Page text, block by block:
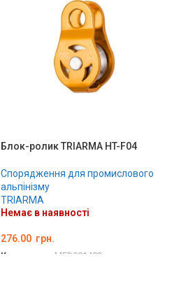
Блок-ролик TRIARMA HT-F04
Спорядження для промислового
альпінізму
TRIARMA
Немає в наявності
276.00 грн.
Код товару: MED001402